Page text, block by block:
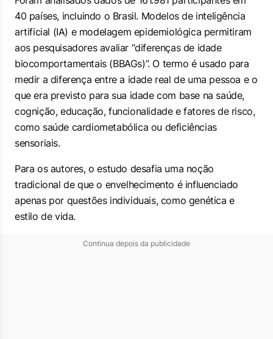
40 países, incluindo o Brasil. Modelos de inteligência
artificial (IA) e modelagem epidemiológica permitiram
aos pesquisadores avaliar “diferenças de idade
biocomportamentais (BBAGs)”. O termo é usado para
medir a diferença entre a idade real de uma pessoa e o
que era previsto para sua idade com base na saúde,
cognição, educação, funcionalidade e fatores de risco,
como saúde cardiometabólica ou deficiências
sensoriais.
Para os autores, o estudo desafia uma noção
tradicional de que o envelhecimento é influenciado
apenas por questões individuais, como genética e
estilo de vida.
Continua depois da publicidade